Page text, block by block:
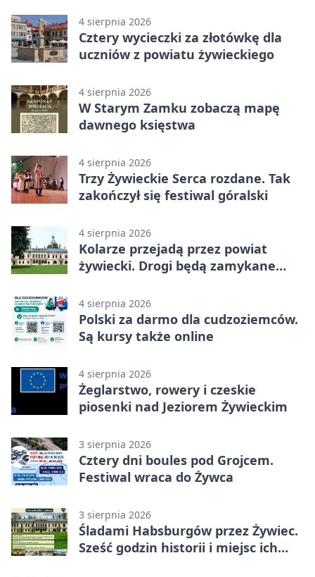
4 sierpnia 2026
Cztery wycieczki za złotówkę dla
uczniów z powiatu żywieckiego
4 sierpnia 2026
W Starym Zamku zobaczą mapę
dawnego księstwa
4 sierpnia 2026
Trzy Żywieckie Serca rozdane. Tak
zakończył się festiwal góralski
4 sierpnia 2026
Kolarze przejadą przez powiat
żywiecki. Drogi będą zamykane
4 sierpnia 2026
Polski za darmo dla cudzoziemców.
Są kursy także online
4 sierpnia 2026
Żeglarstwo, rowery i czeskie
piosenki nad Jeziorem Żywieckim
3 sierpnia 2026
Cztery dni boules pod Grojcem.
Festiwal wraca do Żywca
3 sierpnia 2026
Śladami Habsburgów przez Żywiec.
Sześć godzin historii i miejsc ich